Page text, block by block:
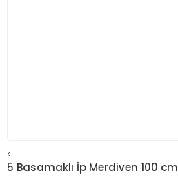
<
5 Basamaklı İp Merdiven 100 cm